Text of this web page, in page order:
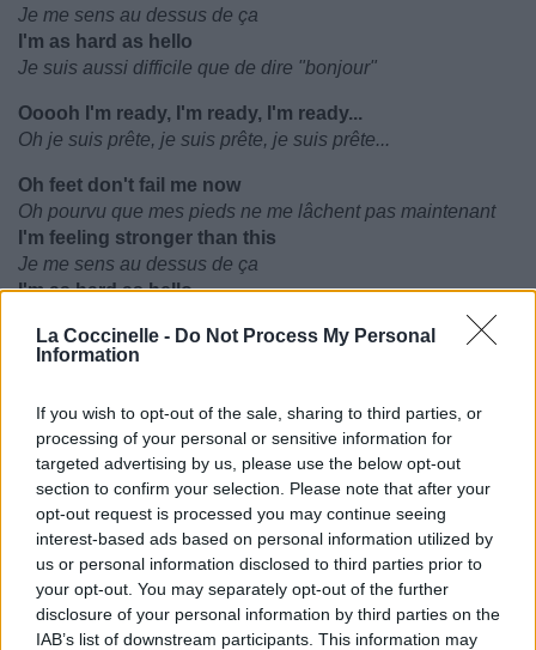
La Coccinelle - Do Not Process My Personal
Information
If you wish to opt-out of the sale, sharing to third parties, or
processing of your personal or sensitive information for
targeted advertising by us, please use the below opt-out
section to confirm your selection. Please note that after your
opt-out request is processed you may continue seeing
interest-based ads based on personal information utilized by
us or personal information disclosed to third parties prior to
your opt-out. You may separately opt-out of the further
disclosure of your personal information by third parties on the
IAB’s list of downstream participants. This information may
Je me sens au dessus de ça
I'm as hard as hello
Je suis aussi difficile que de dire "bonjour"
Ooooh I'm ready, I'm ready, I'm ready...
Oh je suis prête, je suis prête, je suis prête...
Oh feet don't fail me now
Oh pourvu que mes pieds ne me lâchent pas maintenant
I'm feeling stronger than this
Je me sens au dessus de ça
I'm as hard as hello
Oh feet don't fail me now
Je me sens au dessus de ça
I'm as hard as hello
Je suis aussi difficile que de dire "bonjour"
Oh feet don't fail me now
Oh pourvu que mes pieds ne me lâchent pas maintenant
Feet don't fail me now
Pourvu que mes pieds ne me lâchent pas maintenant